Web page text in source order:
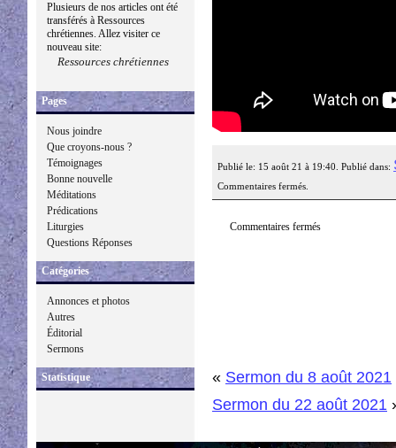
Plusieurs de nos articles ont été
transférés à Ressources
chrétiennes. Allez visiter ce
nouveau site:
Ressources chrétiennes
Pages
Nous joindre
Que croyons-nous ?
Témoignages
Bonne nouvelle
Méditations
Prédications
Liturgies
Questions Réponses
Catégories
Annonces et photos
Autres
Éditorial
Sermons
Statistique
Publié le: 15 août 21 à 19:40. Publié dans:
Commentaires fermés.
Commentaires fermés
« Sermon du 8 août 2021
Sermon du 22 août 2021